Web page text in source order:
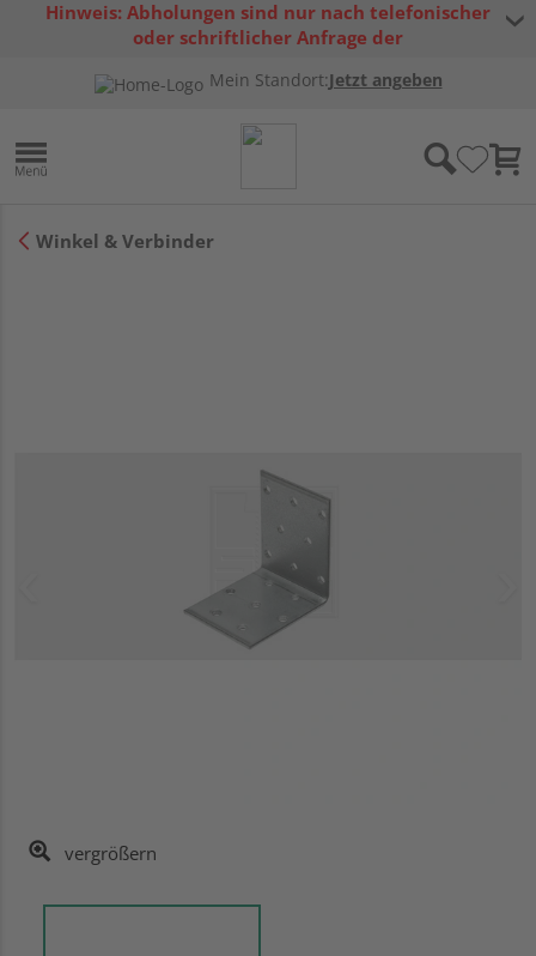
Hinweis: Abholungen sind nur nach telefonischer
oder schriftlicher Anfrage der
Mein Standort:Jetzt angeben
Winkel & Verbinder
vergrößern